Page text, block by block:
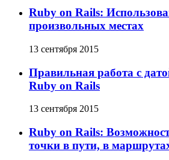
Ruby on Rails:
произвольных местах
13 сентября 2015
Правильная работа с
Ruby on Rails
13 сентября 2015
Ruby on Rails:
точки в пути, в